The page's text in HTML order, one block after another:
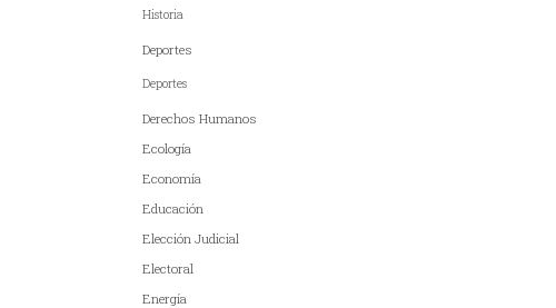
Historia
Deportes
Deportes
Derechos Humanos
Ecología
Economía
Educación
Elección Judicial
Electoral
Energía